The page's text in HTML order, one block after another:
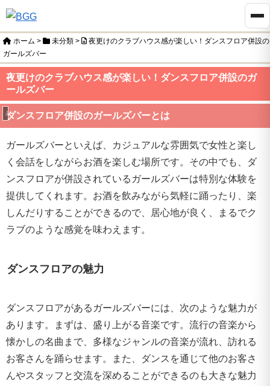
ホーム > 未分類 >
夜更けのクラブハウス感が楽しい！ダンスフロア併設の
ガールズバー
夜更けのクラブハウス感が楽しい！ダンスフロア併設のガ
ールズバー
未分類
ダンスフロア併設のガールズバーとは
ガールズバーといえば、カジュアルな雰囲気で女性と楽し
く会話をしながらお酒を楽しむ場所です。その中でも、ダ
ンスフロアが併設されているガールズバーは特別な体験を
提供してくれます。お酒を飲みながら気軽に踊ったり、楽
しんだりすることができるので、居心地が良く、まるでク
ラブのような感覚を味わえます。
ダンスフロアの魅力
ダンスフロアがあるガールズバーには、次のような魅力が
あります。まずは、盛り上がる音楽です。流行の音楽から
懐かしの名曲まで、多様なジャンルの音楽が流れ、訪れる
お客さんを踊らせます。また、ダンスを通じて他のお客さ
んやスタッフと交流を深めることができるのも大きな魅力